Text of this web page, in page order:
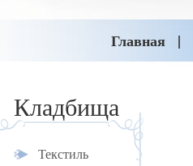
Главная
Кладбища
Текстиль